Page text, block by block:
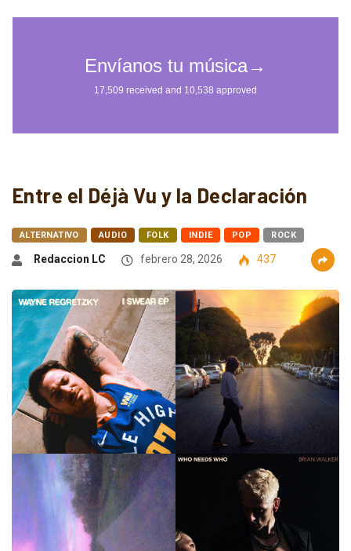
Entre el Déjà Vu y la Declaración
ALTERNATIVO AUDIO FOLK INDIE POP ROCK
Redaccion LC febrero 28, 2026 437